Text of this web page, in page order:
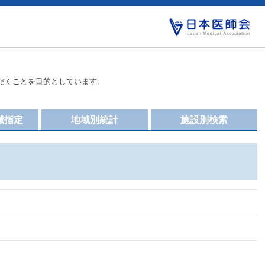
ことを目的としています。
施設別検索
地域別統計
指定